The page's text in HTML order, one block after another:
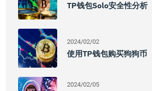
TP钱包Solo安全性分析
2024/02/02
使用TP钱包购买狗狗币
2024/02/05